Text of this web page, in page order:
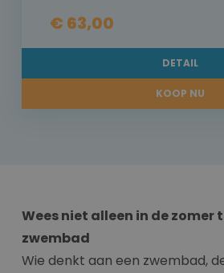
€ 63,00
DETAIL
KOOP NU
Wees niet alleen in de zomer
zwembad
Wie denkt aan een zwembad,